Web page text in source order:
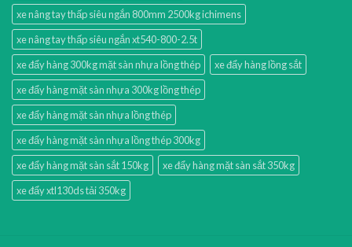
xe nâng tay thấp siêu ngắn 800mm 2500kg ichimens
xe nâng tay thấp siêu ngắn xt540-800-2.5t
xe đẩy hàng 300kg mặt sàn nhựa lồng thép
xe đẩy hàng lồng sắt
xe đẩy hàng mặt sàn nhựa 300kg lồng thép
xe đẩy hàng mặt sàn nhựa lồng thép
xe đẩy hàng mặt sàn nhựa lồng thép 300kg
xe đẩy hàng mặt sàn sắt 150kg
xe đẩy hàng mặt sàn sắt 350kg
xe đẩy xtl130ds tải 350kg